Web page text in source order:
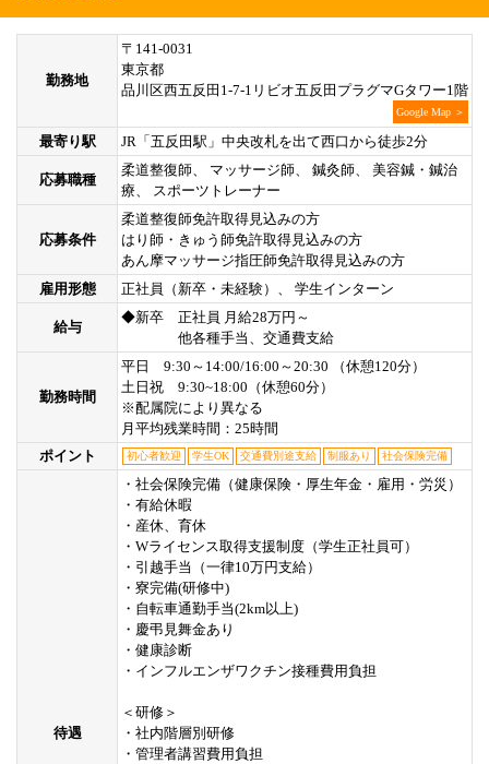
勤務地
〒141-0031
東京都
品川区西五反田1-7-1リビオ五反田プラグマGタワー1階
Google Map ＞
最寄り駅 JR「五反田駅」中央改札を出て西口から徒歩2分
応募職種
柔道整復師、 マッサージ師、 鍼灸師、 美容鍼・鍼治
療、 スポーツトレーナー
応募条件
柔道整復師免許取得見込みの方
はり師・きゅう師免許取得見込みの方
あん摩マッサージ指圧師免許取得見込みの方
雇用形態
正社員（新卒・未経験）、 学生インターン
給与
◆新卒 正社員 月給28万円～
他各種手当、交通費支給
勤務時間
平日 9:30～14:00/16:00～20:30 （休憩120分）
土日祝 9:30~18:00（休憩60分）
※配属院により異なる
月平均残業時間：25時間
ポイント
初心者歓迎 学生OK 交通費別途支給 制服あり 社会保険完備
待遇
・社会保険完備（健康保険・厚生年金・雇用・労災）
・有給休暇
・産休、育休
・Wライセンス取得支援制度（学生正社員可）
・引越手当（一律10万円支給）
・寮完備(研修中)
・自転車通勤手当(2km以上)
・慶弔見舞金あり
・健康診断
・インフルエンザワクチン接種費用負担
＜研修＞
・社内階層別研修
・管理者講習費用負担